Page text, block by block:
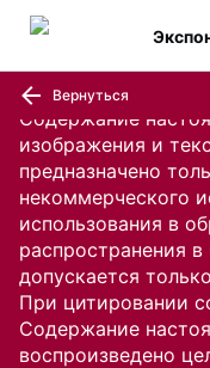
Содержание
изображения и
предназначено
некоммерческого
использования в
распространения
допускается
При цитировании
Содержание
воспроизведено
Вернуться